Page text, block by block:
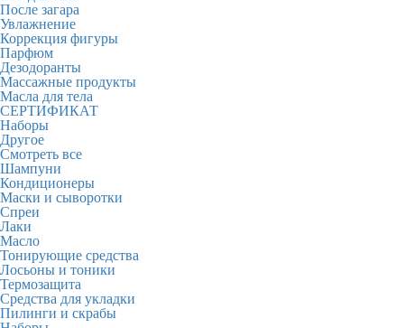
После загара
Увлажнение
Коррекция фигуры
Парфюм
Дезодоранты
Массажные продукты
Масла для тела
СЕРТИФИКАТ
Наборы
Другое
Смотреть все
Шампуни
Кондиционеры
Маски и сыворотки
Спреи
Лаки
Масло
Тонирующие средства
Лосьоны и тоники
Термозащита
Средства для укладки
Пилинги и скрабы